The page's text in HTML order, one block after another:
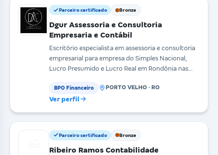
Parceiro certificado Bronze
Dgur Assessoria e Consultoria
Empresaria e Contábil
Escritório especialista em assessoria e consultoria
empresarial para empresa do Simples Nacional,
Lucro Presumido e Lucro Real em Rondônia nas
BPO Financeiro PORTO VELHO · RO
Ver perfil
Parceiro certificado Bronze
Ribeiro Ramos Contabilidade